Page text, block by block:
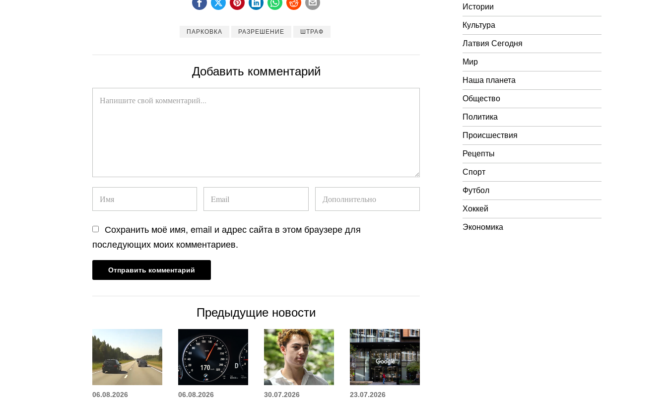
ПАРКОВКА РАЗРЕШЕНИЕ ШТРАФ
Добавить комментарий
Сохранить моё имя, email и адрес сайта в этом браузере для
последующих моих комментариев.
Предыдущие новости
06.08.2026 06.08.2026 30.07.2026 23.07.2026
Истории
Культура
Латвия Сегодня
Мир
Наша планета
Общество
Политика
Происшествия
Рецепты
Спорт
Футбол
Хоккей
Экономика